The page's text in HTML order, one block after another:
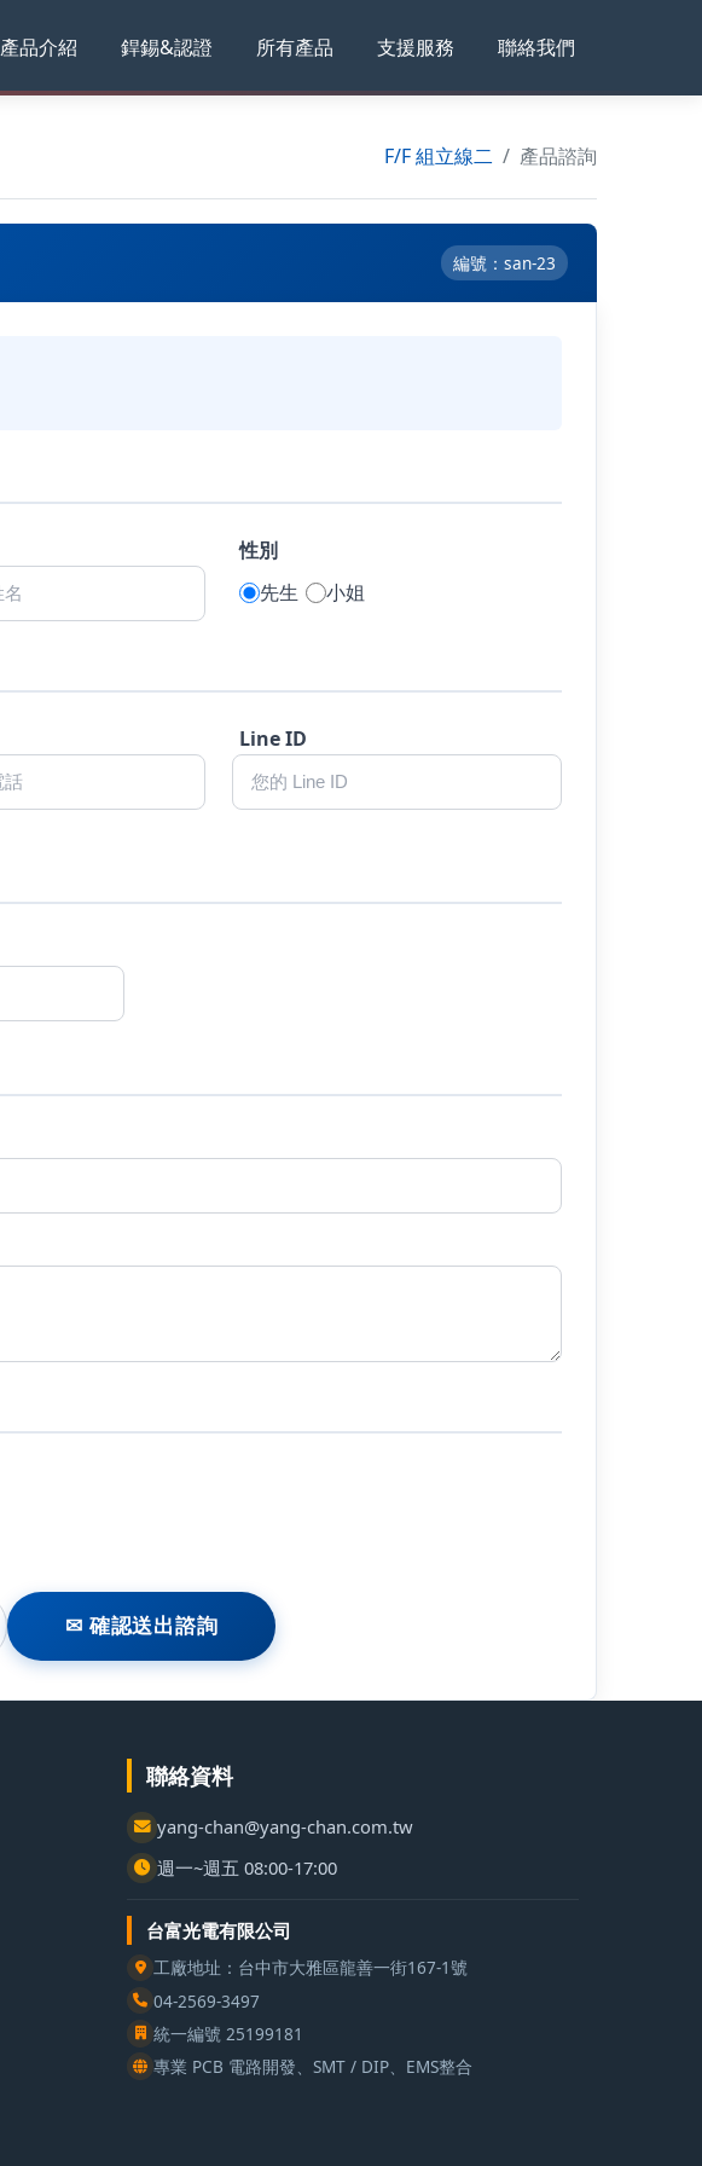
產品介紹 銲錫&認證 所有產品 支援服務 聯絡我們
F/F 組立線二 產品諮詢
編號：san-23
性別
先生
小姐
Line ID
✉ 確認送出諮詢
聯絡資料
yang-chan@yang-chan.com.tw
週一~週五 08:00-17:00
台富光電有限公司
工廠地址：台中市大雅區龍善一街167-1號
04-2569-3497
統一編號 25199181
專業 PCB 電路開發、SMT / DIP、EMS整合